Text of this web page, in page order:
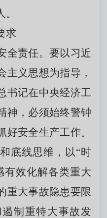
求
全责任。要以习近
主义思想为指导，
书记在中央经济工
神，必须始终警钟
安全生产工作。
底线思维，以“时
有效化解各类重大
重大事故隐患要限
制重特大事故发